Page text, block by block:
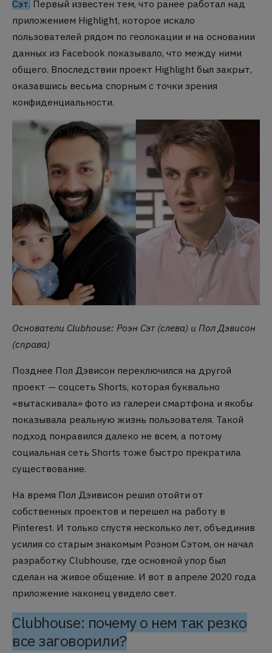
Сэт. Первый известен тем, что ранее работал над
приложением Highlight, которое искало
пользователей рядом по геолокации и на основании
данных из Facebook показывало, что между ними
общего. Впоследствии проект Highlight был закрыт,
оказавшись весьма спорным с точки зрения
конфиденциальности.
Основатели Clubhouse: Роэн Сэт (слева) и Пол Дэвисон
(справа)
Позднее Пол Дэвисон переключился на другой
проект — соцсеть Shorts, которая буквально
«вытаскивала» фото из галереи смартфона и якобы
показывала реальную жизнь пользователя. Такой
подход понравился далеко не всем, а потому
социальная сеть Shorts тоже быстро прекратила
существование.
На время Пол Дэивисон решил отойти от
собственных проектов и перешел на работу в
Pinterest. И только спустя несколько лет, объединив
усилия со старым знакомым Роэном Сэтом, он начал
разработку Clubhouse, где основной упор был
сделан на живое общение. И вот в апреле 2020 года
приложение наконец увидело свет.
Clubhouse: почему о нем так резко
все заговорили?